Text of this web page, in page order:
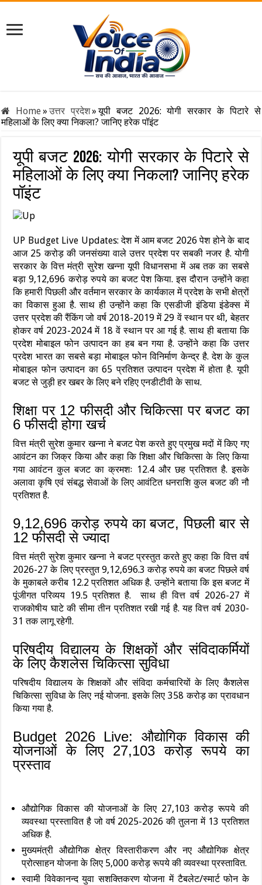
Home» उत्तर प्रदेश» यूपी बजट 2026: योगी सरकार के पिटारे से
महिलाओं के लिए क्या निकला? जानिए हरेक पॉइंट
यूपी बजट 2026: योगी सरकार के पिटारे से
महिलाओं के लिए क्या निकला? जानिए हरेक
पॉइंट
UP Budget Live Updates: देश में आम बजट 2026 पेश होने के बाद
आज 25 करोड़ की जनसंख्या वाले उत्तर प्रदेश पर सबकी नजर है. योगी
सरकार के वित्त मंत्री सुरेश खन्ना यूपी विधानसभा में अब तक का सबसे
बड़ा 9,12,696 करोड़ रुपये का बजट पेश किया. इस दौरान उन्‍होंने कहा
कि हमारी पिछली और वर्तमान सरकार के कार्यकाल में प्रदेश के सभी क्षेत्रों
का विकास हुआ है. साथ ही उन्‍होंने कहा कि एसडीजी इंडिया इंडेक्‍स में
उत्तर प्रदेश की रैंकिंग जो वर्ष 2018-2019 में 29 वें स्थान पर थी, बेहतर
होकर वर्ष 2023-2024 में 18 वें स्थान पर आ गई है. साथ ही बताया कि
प्रदेश मोबाइल फोन उत्‍पादन का हब बन गया है. उन्‍होंने कहा कि उत्तर
प्रदेश भारत का सबसे बड़ा मोबाइल फोन विनिर्माण केन्द्र है. देश के कुल
मोबाइल फोन उत्पादन का 65 प्रतिशत उत्पादन प्रदेश में होता है. यूपी
बजट से जुड़ी हर खबर के लिए बने रहिए एनडीटीवी के साथ.
शिक्षा पर 12 फीसदी और चिकित्‍सा पर बजट का
6 फीसदी होगा खर्च
वित्त मंत्री सुरेश कुमार खन्ना ने बजट पेश करते हुए प्रमुख मदों में किए गए
आवंटन का जिक्र किया और कहा कि शिक्षा और चिकित्सा के लिए किया
गया आवंटन कुल बजट का क्रमशः 12.4 और छह प्रतिशत है. इसके
अलावा कृषि एवं संबद्ध सेवाओं के लिए आवंटित धनराशि कुल बजट की नौ
प्रतिशत है.
9,12,696 करोड़ रुपये का बजट, पिछली बार से
12 फीसदी से ज्‍यादा
वित्त मंत्री सुरेश कुमार खन्ना ने बजट प्रस्तुत करते हुए कहा कि वित्त वर्ष
2026-27 के लिए प्रस्तुत 9,12,696.3 करोड़ रुपये का बजट पिछले वर्ष
के मुकाबले करीब 12.2 प्रतिशत अधिक है. उन्होंने बताया कि इस बजट में
पूंजीगत परिव्यय 19.5 प्रतिशत है. साथ ही वित्त वर्ष 2026-27 में
राजकोषीय घाटे की सीमा तीन प्रतिशत रखी गई है. यह वित्त वर्ष 2030-
31 तक लागू रहेगी.
परिषदीय विद्यालय के शिक्षकों और संविदाकर्मियों
के लिए कैशलेस चिकित्‍सा सुविधा
परिषदीय विद्यालय के शिक्षकों और संविदा कर्मचारियों के लिए कैशलेस
चिकित्सा सुविधा के लिए नई योजना. इसके लिए 358 करोड़ का प्रावधान
किया गया है.
Budget 2026 Live: औद्योगिक विकास की
योजनाओं के लिए 27,103 करोड़ रूपये का
प्रस्‍ताव
औद्योगिक विकास की योजनाओं के लिए 27,103 करोड़ रूपये की
व्यवस्था प्रस्तावित है जो वर्ष 2025-2026 की तुलना में 13 प्रतिशत
अधिक है.
मुख्यमंत्री औद्योगिक क्षेत्र विस्तारीकरण और नए औद्योगिक क्षेत्र
प्रोत्साहन योजना के लिए 5,000 करोड़ रूपये की व्यवस्था प्रस्तावित.
स्वामी विवेकानन्द युवा सशक्तिकरण योजना में टैबलेट/स्मार्ट फोन के